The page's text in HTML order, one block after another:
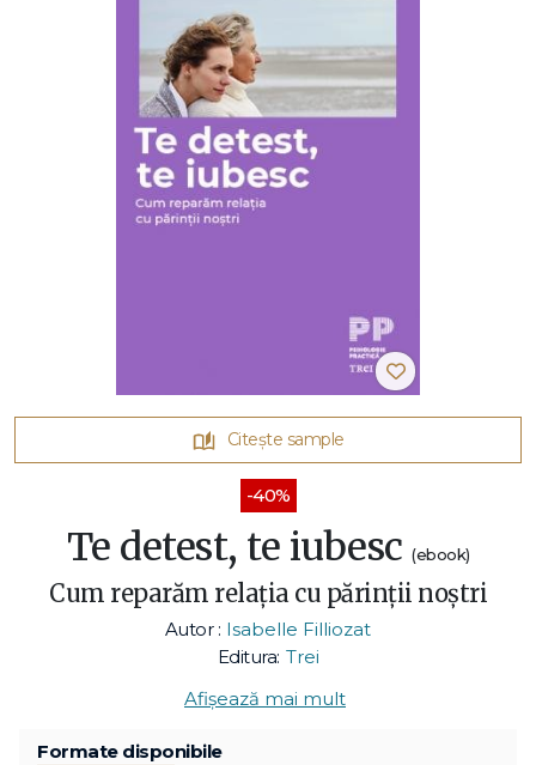
Citește sample
-40%
Te detest, te iubesc (ebook)
Cum reparăm relația cu părinții noștri
Autor : Isabelle Filliozat
Editura: Trei
Afișează mai mult
Formate disponibile